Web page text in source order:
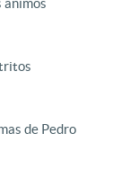
de Pedro